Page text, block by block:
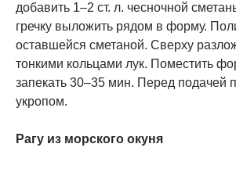
добавить 1–2 ст. л. чесночной
гречку выложить рядом в форму.
оставшейся сметаной. Сверху
тонкими кольцами лук. Поместить
запекать 30–35 мин. Перед подачей
укропом.
Рагу из морского окуня